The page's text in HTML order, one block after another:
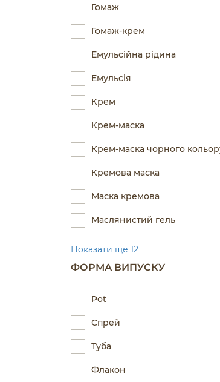
Гомаж
Гомаж-крем
Емульсійна рідина
Емульсія
Крем
Крем-маска
Крем-маска чорного
Кремова маска
Маска кремова
Маслянистий гель
Показати ще 12
ФОРМА ВИПУСКУ
Pot
Спрей
Туба
Флакон